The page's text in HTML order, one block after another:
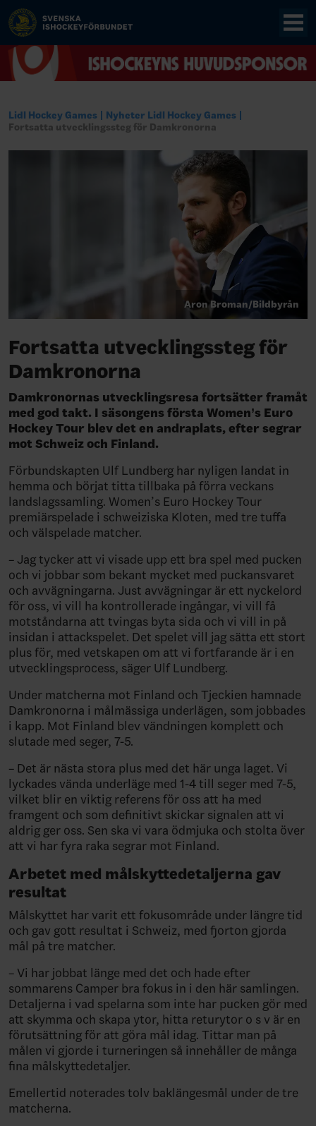
Lidl Hockey Games
Nyheter Lidl Hockey Games
Fortsatta utvecklingssteg för Damkronorna
Aron Broman/Bildbyrån
Fortsatta utvecklingssteg för
Damkronorna
Damkronornas utvecklingsresa fortsätter framåt
med god takt. I säsongens första Women’s Euro
Hockey Tour blev det en andraplats, efter segrar
mot Schweiz och Finland.
Förbundskapten Ulf Lundberg har nyligen landat in
hemma och börjat titta tillbaka på förra veckans
landslagssamling. Women’s Euro Hockey Tour
premiärspelade i schweiziska Kloten, med tre tuffa
och välspelade matcher.
– Jag tycker att vi visade upp ett bra spel med pucken
och vi jobbar som bekant mycket med puckansvaret
och avvägningarna. Just avvägningar är ett nyckelord
för oss, vi vill ha kontrollerade ingångar, vi vill få
motståndarna att tvingas byta sida och vi vill in på
insidan i attackspelet. Det spelet vill jag sätta ett stort
plus för, med vetskapen om att vi fortfarande är i en
utvecklingsprocess, säger Ulf Lundberg.
Under matcherna mot Finland och Tjeckien hamnade
Damkronorna i målmässiga underlägen, som jobbades
i kapp. Mot Finland blev vändningen komplett och
slutade med seger, 7-5.
– Det är nästa stora plus med det här unga laget. Vi
lyckades vända underläge med 1-4 till seger med 7-5,
vilket blir en viktig referens för oss att ha med
framgent och som definitivt skickar signalen att vi
aldrig ger oss. Sen ska vi vara ödmjuka och stolta över
att vi har fyra raka segrar mot Finland.
Arbetet med målskyttedetaljerna gav
resultat
Målskyttet har varit ett fokusområde under längre tid
och gav gott resultat i Schweiz, med fjorton gjorda
mål på tre matcher.
– Vi har jobbat länge med det och hade efter
sommarens Camper bra fokus in i den här samlingen.
Detaljerna i vad spelarna som inte har pucken gör med
att skymma och skapa ytor, hitta returytor o s v är en
förutsättning för att göra mål idag. Tittar man på
målen vi gjorde i turneringen så innehåller de många
fina målskyttedetaljer.
Emellertid noterades tolv baklängesmål under de tre
matcherna.